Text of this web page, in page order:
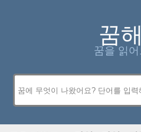
꿈
꿈을 읽